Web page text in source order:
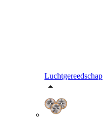
Luchtgereedschap